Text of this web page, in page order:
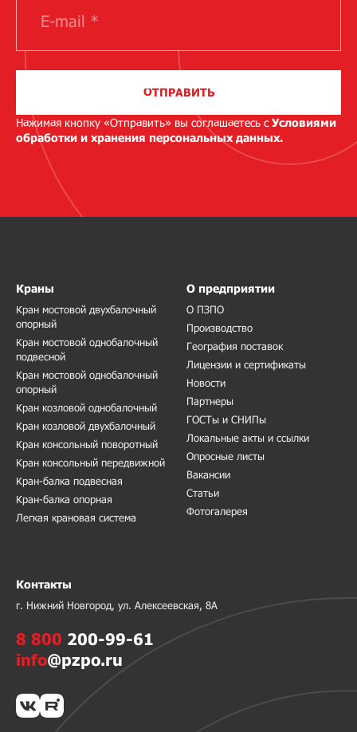
ОТПРАВИТЬ
Нажимая кнопку «Отправить» вы соглашаетесь сУсловиями
обработки и хранения персональных данных.
Краны
Кран мостовой двухбалочный
опорный
Кран мостовой однобалочный
подвесной
Кран мостовой однобалочный
опорный
Кран козловой однобалочный
Кран козловой двухбалочный
Кран консольный поворотный
Кран консольный передвижной
Кран-балка подвесная
Кран-балка опорная
Легкая крановая система
О предприятии
О ПЗПО
Производство
География поставок
Лицензии и сертификаты
Новости
Партнеры
ГОСТы и СНИПы
Локальные акты и ссылки
Опросные листы
Вакансии
Статьи
Фотогалерея
Контакты
г. Нижний Новгород, ул. Алексеевская, 8А
8 800 200-99-61
info@pzpo.ru